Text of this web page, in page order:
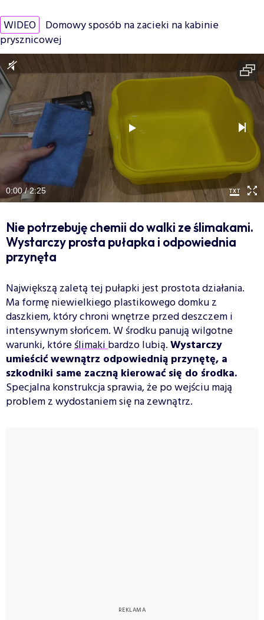
WIDEO Domowy sposób na zacieki na kabinie
prysznicowej
0:00 / 2:25
Nie potrzebuję chemii do walki ze ślimakami.
Wystarczy prosta pułapka i odpowiednia
przynęta
Największą zaletą tej pułapki jest prostota działania.
Ma formę niewielkiego plastikowego domku z
daszkiem, który chroni wnętrze przed deszczem i
intensywnym słońcem. W środku panują wilgotne
warunki, któreślimakibardzo lubią.Wystarczy
umieścić wewnątrz odpowiednią przynętę, a
szkodniki same zaczną kierować się do środka.
Specjalna konstrukcja sprawia, że po wejściu mają
problem z wydostaniem się na zewnątrz.